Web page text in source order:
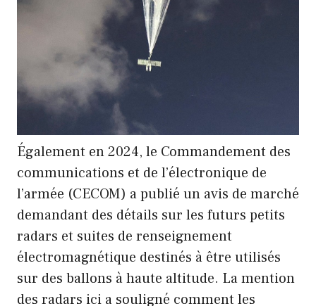
Également en 2024, le Commandement des
communications et de l’électronique de
l’armée (CECOM) a publié un avis de marché
demandant des détails sur les futurs petits
radars et suites de renseignement
électromagnétique destinés à être utilisés
sur des ballons à haute altitude. La mention
des radars ici a souligné comment les